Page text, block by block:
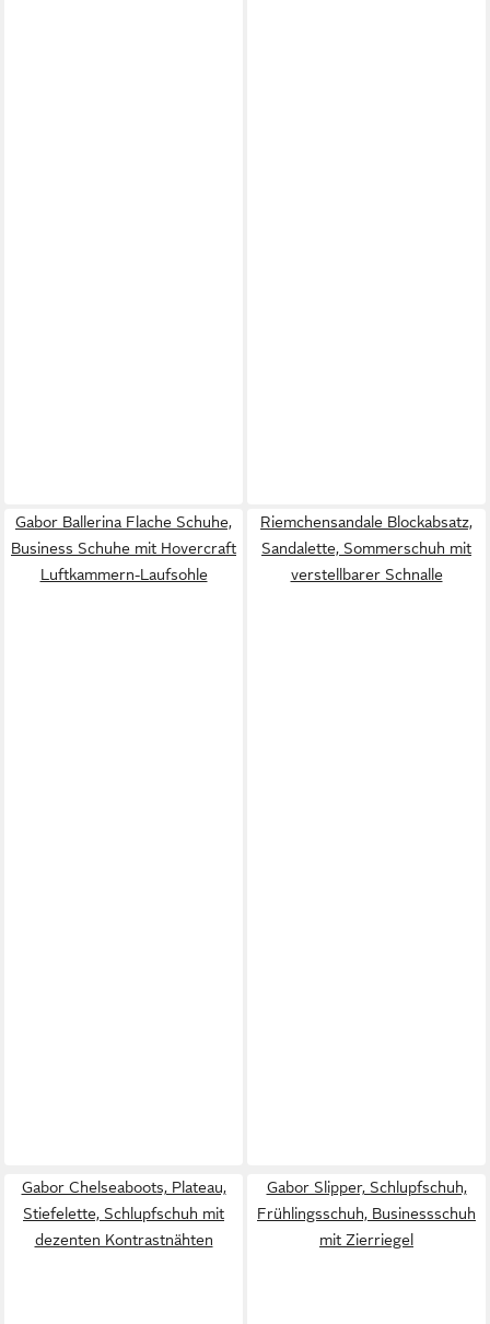
Gabor Ballerina Flache Schuhe,
Business Schuhe mit Hovercraft
Luftkammern-Laufsohle
Riemchensandale Blockabsatz,
Sandalette, Sommerschuh mit
verstellbarer Schnalle
Gabor Chelseaboots, Plateau,
Stiefelette, Schlupfschuh mit
dezenten Kontrastnähten
Gabor Slipper, Schlupfschuh,
Frühlingsschuh, Businessschuh
mit Zierriegel